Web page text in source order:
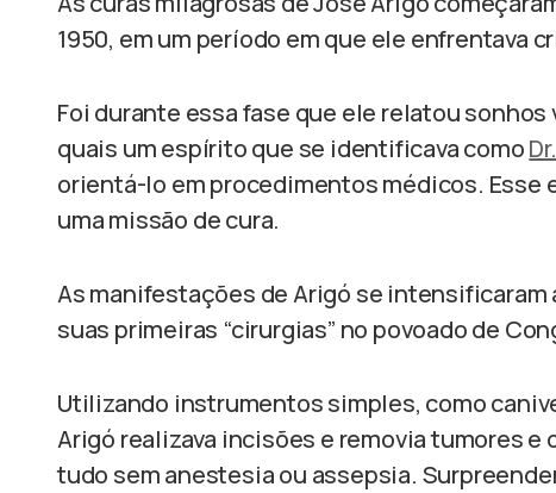
1950, em um período em que ele enfrentava
Foi durante essa fase que ele relatou
quais um espírito que se identificava como
orientá-lo em procedimentos médicos.
uma missão de cura.
As manifestações de Arigó se intensificaram
suas primeiras “cirurgias” no povoado de
Utilizando instrumentos simples, como
Arigó realizava incisões e removia tumores
tudo sem anestesia ou assepsia.